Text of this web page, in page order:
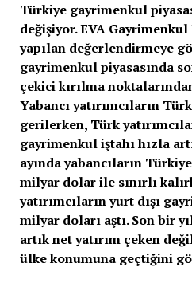
Türkiye gayrimenkul
değişiyor. EVA
yapılan değerlendirmeye
gayrimenkul piyasasında
çekici kırılma
Yabancı yatırımcıların
gerilerken, Türk
gayrimenkul iştahı hızla
ayında yabancıların
milyar dolar ile sınırlı
yatırımcıların yurt dışı
milyar doları aştı. Son bir
artık net yatırım çeken
ülke konumuna geçtiğini